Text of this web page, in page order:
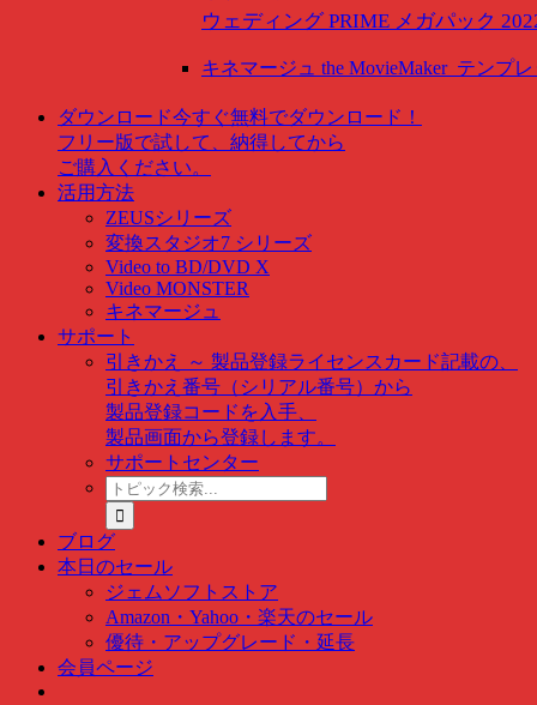
ウェディング PRIME メガパック
キネマージュ the MovieMakerテンプ
ダウンロード今すぐ無料でダウンロード！
フリー版で試して、納得してから
ご購入ください。
活用方法
ZEUSシリーズ
変換スタジオ7 シリーズ
Video to BD/DVD X
Video MONSTER
キネマージュ
サポート
引きかえ ～ 製品登録ライセンスカード記載の、
引きかえ番号（シリアル番号）から
製品登録コードを入手、
製品画面から登録します。
サポートセンター
ト
ピ
ッ
ク
検
索
…
ブログ
本日のセール
ジェムソフトストア
Amazon・Yahoo・楽天のセール
優待・アップグレード・延長
会員ページ